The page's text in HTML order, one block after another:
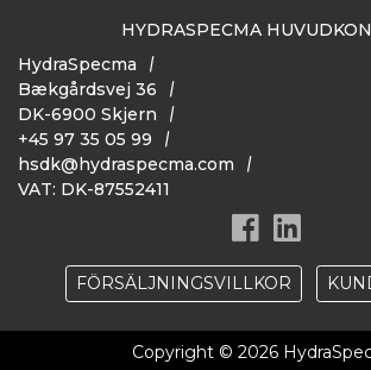
HYDRASPECMA
HydraSpecma
Bækgårdsvej 36
DK-6900 Skjern
+45 97 35 05 99
hsdk@hydraspecma.com
VAT: DK-87552411
FÖRSÄLJNINGSVILLKOR
Copyright © 2026